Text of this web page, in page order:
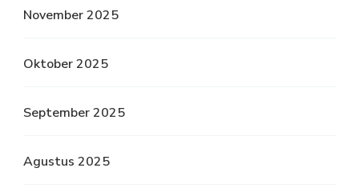
November 2025
Oktober 2025
September 2025
Agustus 2025